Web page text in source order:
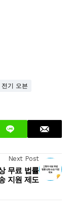
전기 오븐
Next Post
무료 법률
지원 제도